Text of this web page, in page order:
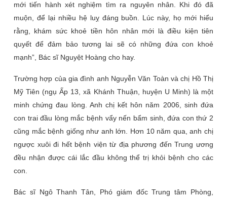
mới tiến hành xét nghiệm tìm ra nguyên nhân. Khi đó đã
muộn, để lại nhiều hệ luỵ đáng buồn. Lúc này, họ mới hiểu
rằng, khám sức khoẻ tiền hôn nhân mới là điều kiện tiên
quyết để đảm bảo tương lai sẽ có những đứa con khoẻ
mạnh”, Bác sĩ Nguyệt Hoàng cho hay.
Trường hợp của gia đình anh Nguyễn Văn Toàn và chị Hồ Thị
Mỹ Tiên (ngụ Ấp 13, xã Khánh Thuận, huyện U Minh) là một
minh chứng đau lòng. Anh chị kết hôn năm 2006, sinh đứa
con trai đầu lòng mắc bệnh vẩy nến bẩm sinh, đứa con thứ 2
cũng mắc bệnh giống như anh lớn. Hơn 10 năm qua, anh chị
ngược xuôi đi hết bệnh viện từ địa phương đến Trung ương
đều nhận được cái lắc đầu không thể trị khỏi bệnh cho các
con.
Bác sĩ Ngô Thanh Tân, Phó giám đốc Trung tâm Phòng,